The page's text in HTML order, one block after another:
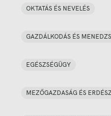
OKTATÁS ÉS NEVELÉS
GAZDÁLKODÁS ÉS
EGÉSZSÉGÜGY
MEZŐGAZDASÁG ÉS